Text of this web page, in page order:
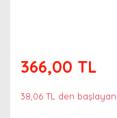
366,00 TL
38,06 TL den